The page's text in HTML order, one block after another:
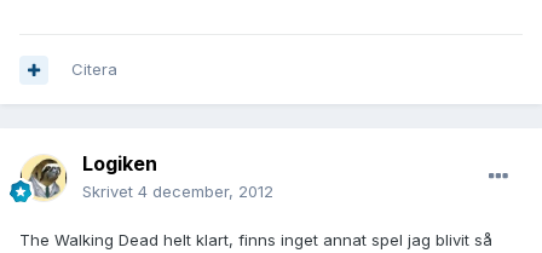
Citera
Logiken
Skrivet 4 december, 2012
The Walking Dead helt klart, finns inget annat spel jag blivit så